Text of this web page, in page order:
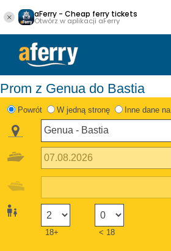
aFerry - Cheap ferry tickets
Otwórz w aplikacji aFerry
Prom z Genua do Bastia
Powrót W jedną stronę Inne dane
18+ < 18